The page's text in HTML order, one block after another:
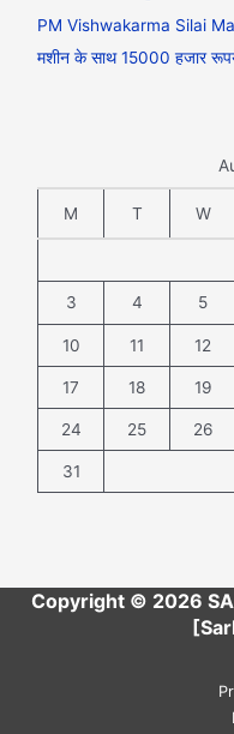
PM Vishwakarma Silai
मशीन के साथ 15000 हजार
M T W
3 4 5
10 11 12
17 18 19
24 25 26
31
Copyright © 2026